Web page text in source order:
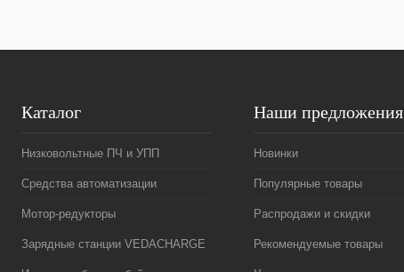
Каталог
Низковольтные ПЧ и УПП
Средства автоматизации
Мотор-редукторы
Зарядные станции VEDACHARGE
Наши предложения
Новинки
Популярные товары
Распродажи и скидки
Рекомендуемые товары